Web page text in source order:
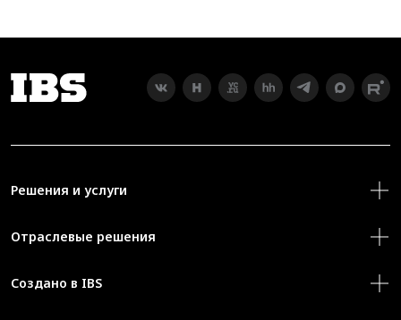
Решения и услуги
Отраслевые решения
Создано в IBS